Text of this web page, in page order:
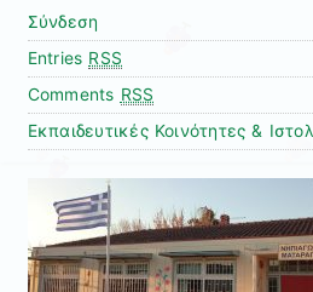
Σύνδεση
Entries RSS
Comments RSS
Εκπαιδευτικές Κοινότητες &